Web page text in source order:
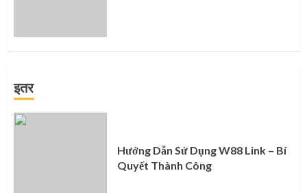
इतर
Hướng Dẫn Sử Dụng W88 Link – Bí
Quyết Thành Công